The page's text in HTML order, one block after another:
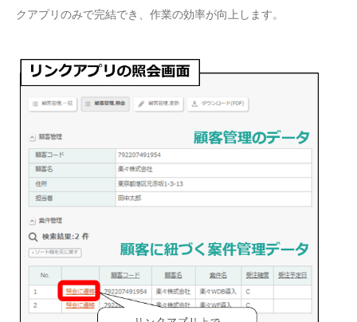
クアプリのみで完結でき、作業の効率が向上します。